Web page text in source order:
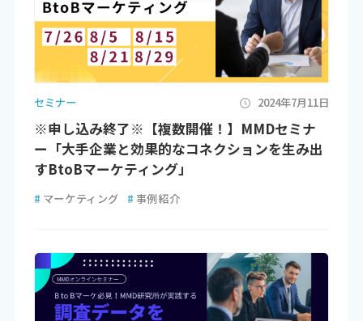
セミナー 2024年7月11日
※申し込み終了※【複数開催！】MMDセミナ
ー「大手企業と効果的なコネクションを生み出
すBtoBマーケティング」
# マーケティング # 事例紹介